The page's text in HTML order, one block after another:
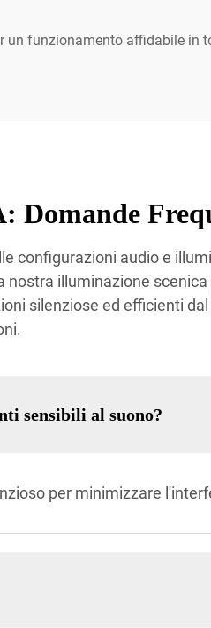
un funzionamento affidabile in
Domande
configurazioni audio e
illuminazione
silenziose ed efficienti
sensibili al suono?
per minimizzare